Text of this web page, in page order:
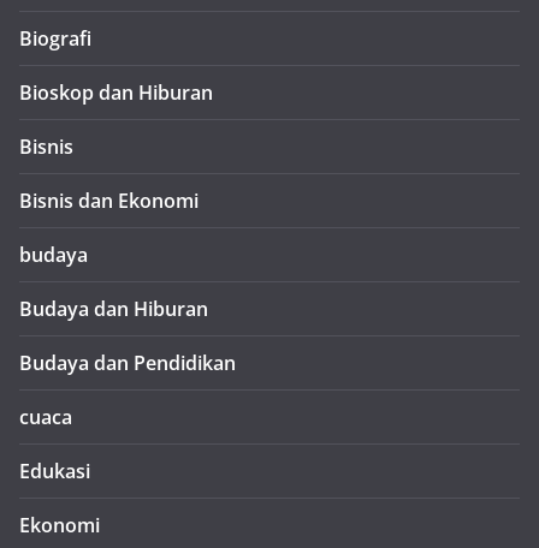
Biografi
Bioskop dan Hiburan
Bisnis
Bisnis dan Ekonomi
budaya
Budaya dan Hiburan
Budaya dan Pendidikan
cuaca
Edukasi
Ekonomi